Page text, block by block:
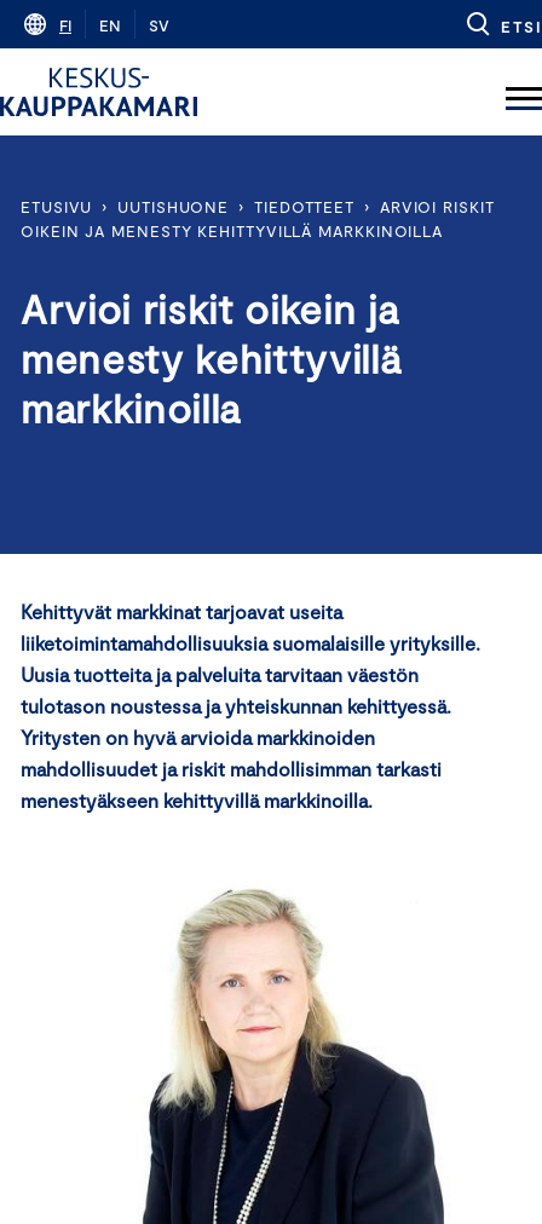
Skip
content
FI EN SV ETSI
ETUSIVU › UUTISHUONE › TIEDOTTEET › ARVIOI RISKIT
OIKEIN JA MENESTY KEHITTYVILLÄ MARKKINOILLA
Arvioi riskit oikein ja
menesty kehittyvillä
markkinoilla
Kehittyvät markkinat tarjoavat useita
liiketoimintamahdollisuuksia suomalaisille yrityksille.
Uusia tuotteita ja palveluita tarvitaan väestön
tulotason noustessa ja yhteiskunnan kehittyessä.
Yritysten on hyvä arvioida markkinoiden
mahdollisuudet ja riskit mahdollisimman tarkasti
menestyäkseen kehittyvillä markkinoilla.